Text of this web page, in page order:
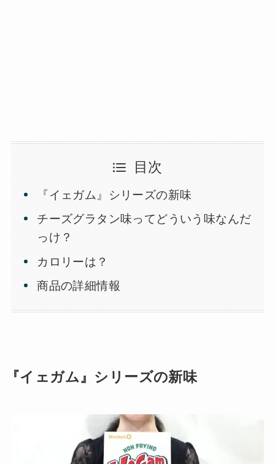
目次
『イェガム』シリーズの新味
チーズグラタン味ってどういう味なんだ
っけ？
カロリーは？
商品の詳細情報
『イェガム』シリーズの新味